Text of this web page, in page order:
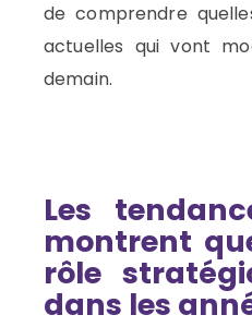
de comprendre
actuelles qui vont
demain.
Les
montrent
rôle
dans les